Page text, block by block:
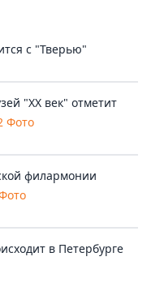
с "Тверью"
"ХХ век" отметит
Фото
филармонии
в Петербурге